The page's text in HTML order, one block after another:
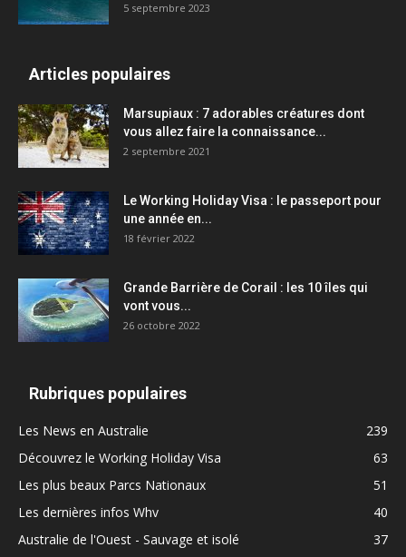
5 septembre 2023
Articles populaires
Marsupiaux : 7 adorables créatures dont
vous allez faire la connaissance...
2 septembre 2021
Le Working Holiday Visa : le passeport pour
une année en...
18 février 2022
Grande Barrière de Corail : les 10 îles qui
vont vous...
26 octobre 2022
Rubriques populaires
Les News en Australie
239
Découvrez le Working Holiday Visa
63
Les plus beaux Parcs Nationaux
51
Les dernières infos Whv
40
Australie de l'Ouest - Sauvage et isolé
37